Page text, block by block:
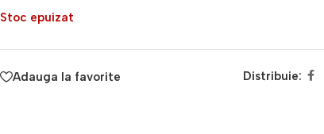
Stoc epuizat
Adauga la favorite Distribuie: